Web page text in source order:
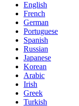
English
French
German
Portuguese
Spanish
Russian
Japanese
Korean
Arabic
Irish
Greek
Turkish